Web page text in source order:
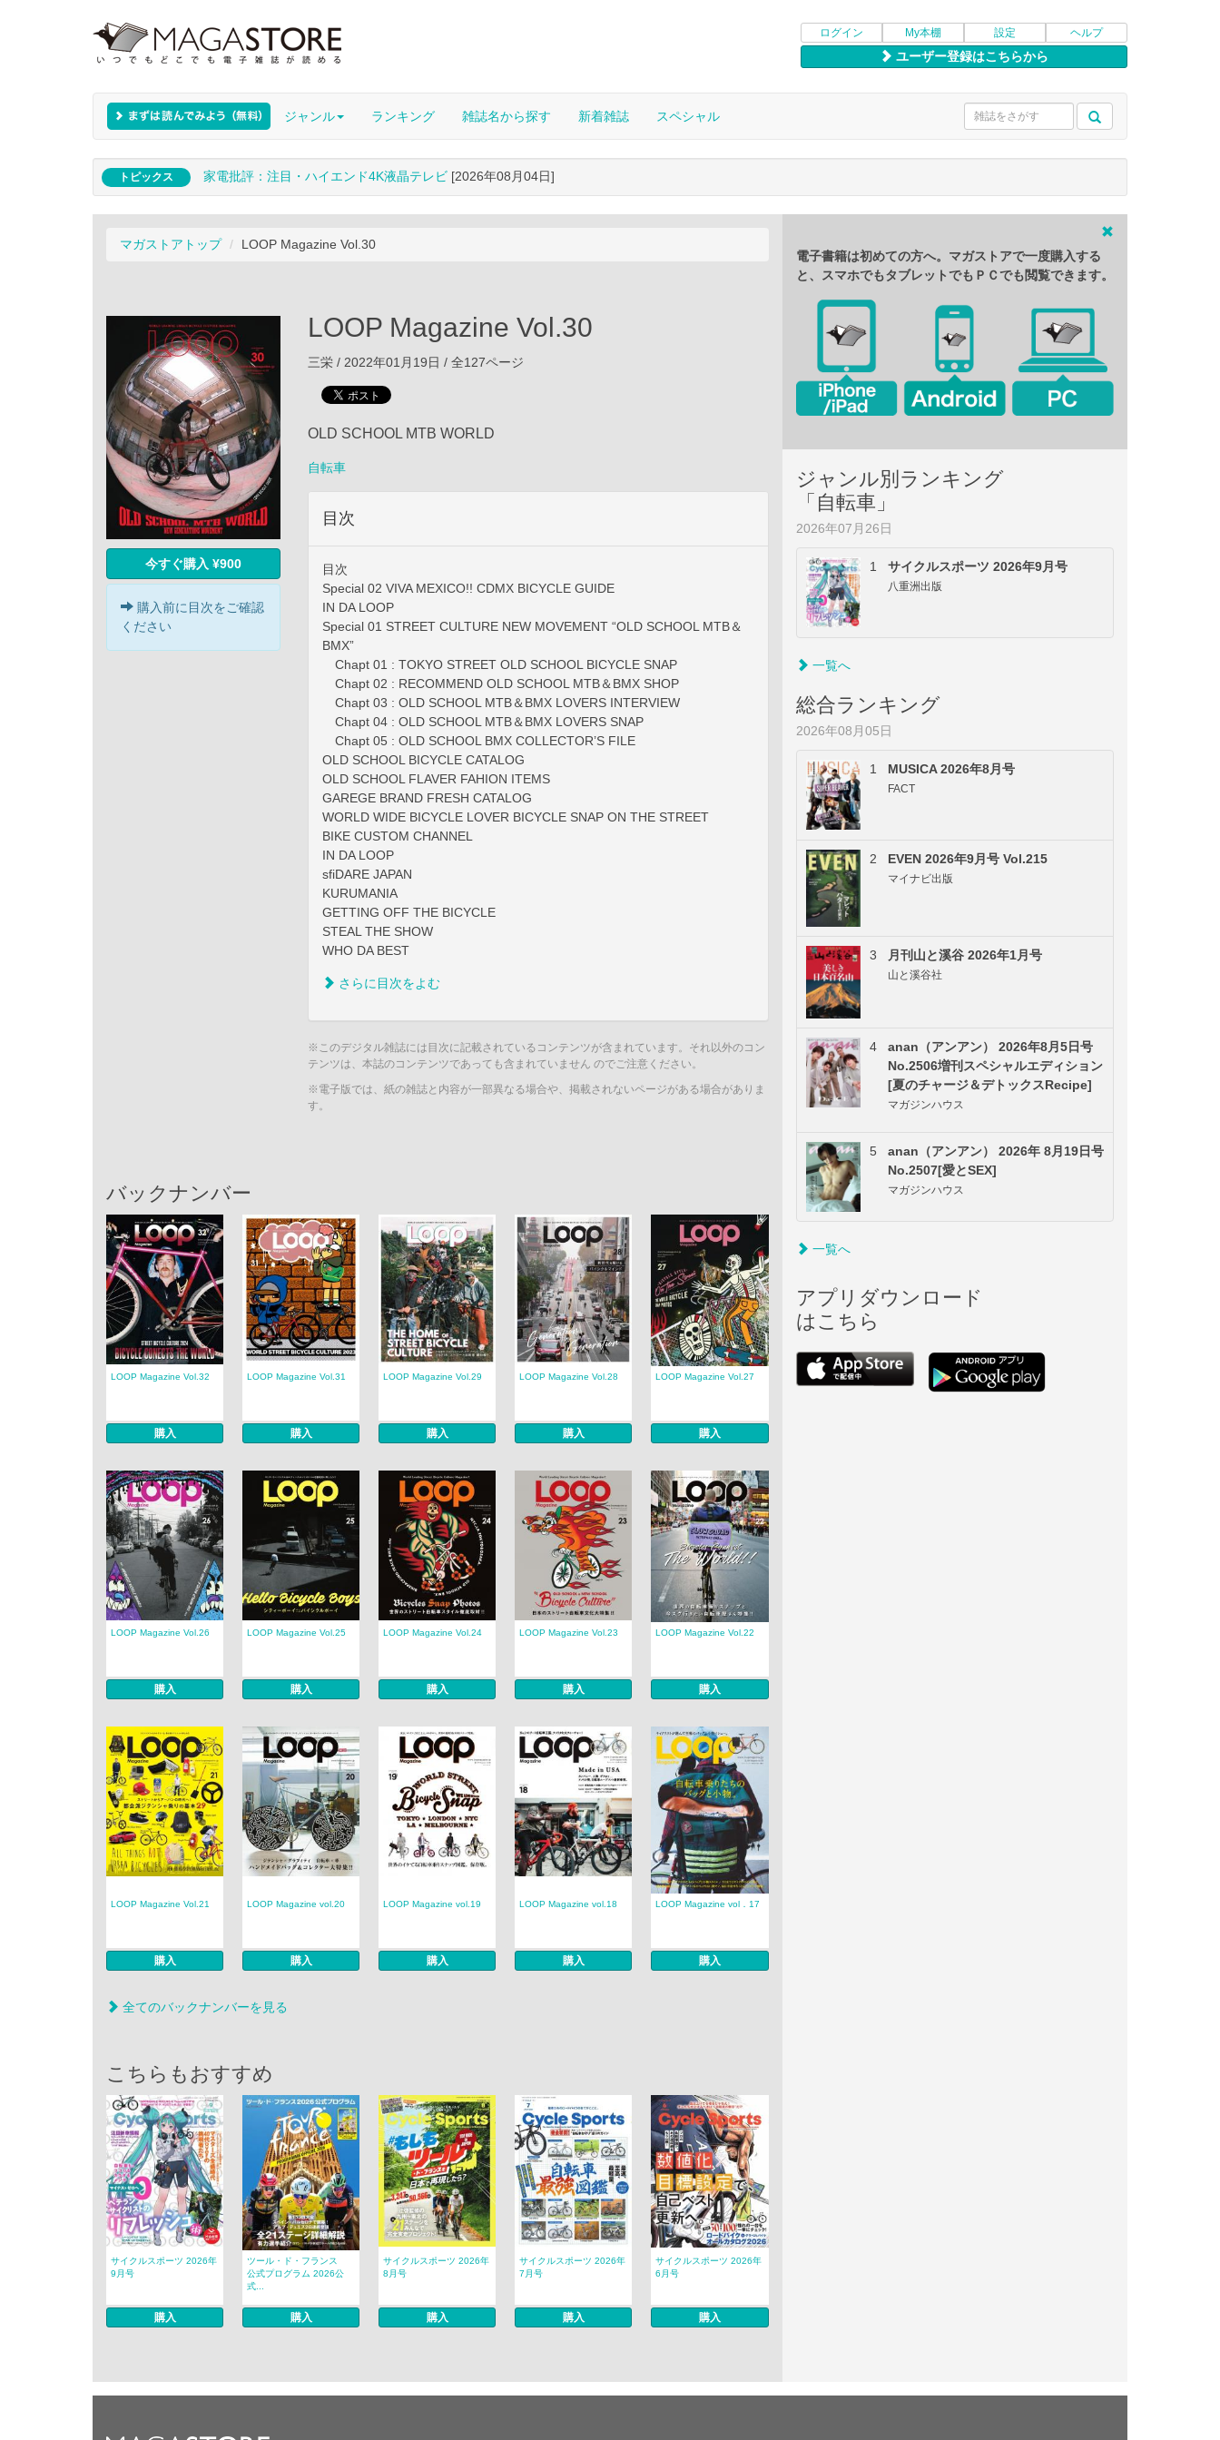
ログイン My本棚 設定 ヘルプ
ユーザー登録はこちらから
ジャンル ランキング 雑誌名から探す 新着雑誌 スペシャル
トピックス 家電批評：注目・ハイエンド4K液晶テレビ [2026年08月04日]
マガストアトップ LOOP Magazine Vol.30
今すぐ購入 ¥900
購入前に目次をご確認
ください
LOOP Magazine Vol.30
三栄 / 2022年01月19日 / 全127ページ
OLD SCHOOL MTB WORLD
自転車
目次
目次
Special 02 VIVA MEXICO!! CDMX BICYCLE GUIDE
IN DA LOOP
Special 01 STREET CULTURE NEW MOVEMENT “OLD SCHOOL MTB＆
BMX”
Chapt 01 : TOKYO STREET OLD SCHOOL BICYCLE SNAP
Chapt 02 : RECOMMEND OLD SCHOOL MTB＆BMX SHOP
Chapt 03 : OLD SCHOOL MTB＆BMX LOVERS INTERVIEW
Chapt 04 : OLD SCHOOL MTB＆BMX LOVERS SNAP
Chapt 05 : OLD SCHOOL BMX COLLECTOR’S FILE
OLD SCHOOL BICYCLE CATALOG
OLD SCHOOL FLAVER FAHION ITEMS
GAREGE BRAND FRESH CATALOG
WORLD WIDE BICYCLE LOVER BICYCLE SNAP ON THE STREET
BIKE CUSTOM CHANNEL
IN DA LOOP
sfiDARE JAPAN
KURUMANIA
GETTING OFF THE BICYCLE
STEAL THE SHOW
WHO DA BEST
さらに目次をよむ
※このデジタル雑誌には目次に記載されているコンテンツが含まれています。それ以外のコン
テンツは、本誌のコンテンツであっても含まれていません のでご注意ください。
※電子版では、紙の雑誌と内容が一部異なる場合や、掲載されないページがある場合がありま
す。
バックナンバー
LOOP Magazine Vol.32
購入
LOOP Magazine Vol.31
購入
LOOP Magazine Vol.29
購入
LOOP Magazine Vol.28
購入
LOOP Magazine Vol.27
購入
LOOP Magazine Vol.26
購入
LOOP Magazine Vol.25
購入
LOOP Magazine Vol.24
購入
LOOP Magazine Vol.23
購入
LOOP Magazine Vol.22
購入
LOOP Magazine Vol.21
購入
LOOP Magazine vol.20
購入
LOOP Magazine vol.19
購入
LOOP Magazine vol.18
購入
LOOP Magazine vol．17
購入
全てのバックナンバーを見る
こちらもおすすめ
サイクルスポーツ 2026年
9月号
購入
ツール・ド・フランス
公式プログラム 2026公
式...
購入
サイクルスポーツ 2026年
8月号
購入
サイクルスポーツ 2026年
7月号
購入
サイクルスポーツ 2026年
6月号
購入
電子書籍は初めての方へ。マガストアで一度購入する
と、スマホでもタブレットでもＰＣでも閲覧できます。
ジャンル別ランキング
「自転車」
2026年07月26日
1 サイクルスポーツ 2026年9月号
八重洲出版
一覧へ
総合ランキング
2026年08月05日
1 MUSICA 2026年8月号
FACT
2 EVEN 2026年9月号 Vol.215
マイナビ出版
3 月刊山と溪谷 2026年1月号
山と溪谷社
4
anan（アンアン） 2026年8月5日号
No.2506増刊スペシャルエディション
[夏のチャージ＆デトックスRecipe]
マガジンハウス
5
anan（アンアン） 2026年 8月19日号
No.2507[愛とSEX]
マガジンハウス
一覧へ
アプリダウンロード
はこちら